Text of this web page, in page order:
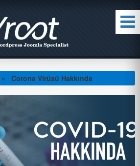
» Corona Virüsü Hakkında